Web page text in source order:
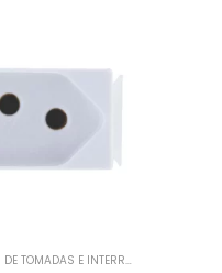
PLACAS E SUPORTES DE TOMADAS E INTERRUPTORES